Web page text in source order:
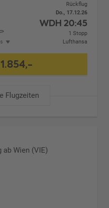
Rückflug
Do., 17.12.26
WDH 20:45
1 Stopp
Lufthansa
1.854,-
Flugzeiten
ab Wien (VIE)